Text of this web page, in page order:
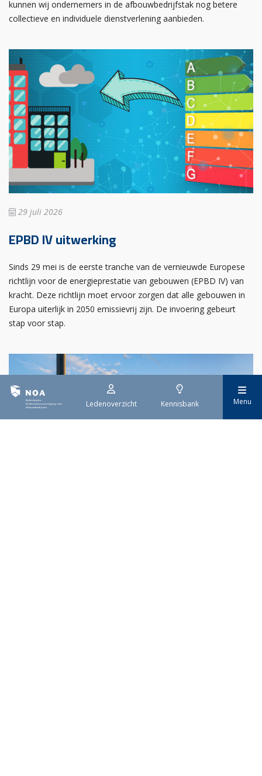
Ledenoverzicht Kennisbank Menu
kunnen wij ondernemers in de afbouwbedrijfstak nog betere
collectieve en individuele dienstverlening aanbieden.
29 juli 2026
EPBD IV uitwerking
Sinds 29 mei is de eerste tranche van de vernieuwde Europese
richtlijn voor de energieprestatie van gebouwen (EPBD IV) van
kracht. Deze richtlijn moet ervoor zorgen dat alle gebouwen in
Europa uiterlijk in 2050 emissievrij zijn. De invoering gebeurt
stap voor stap.